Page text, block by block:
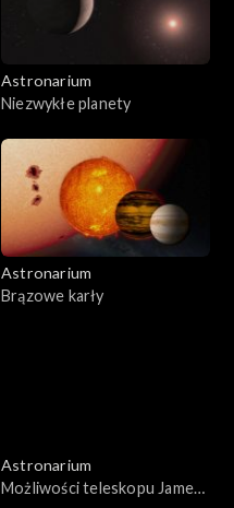
Astronarium
Niezwykłe planety
Astronarium
Brązowe karły
Astronarium
Możliwości teleskopu Jamesa